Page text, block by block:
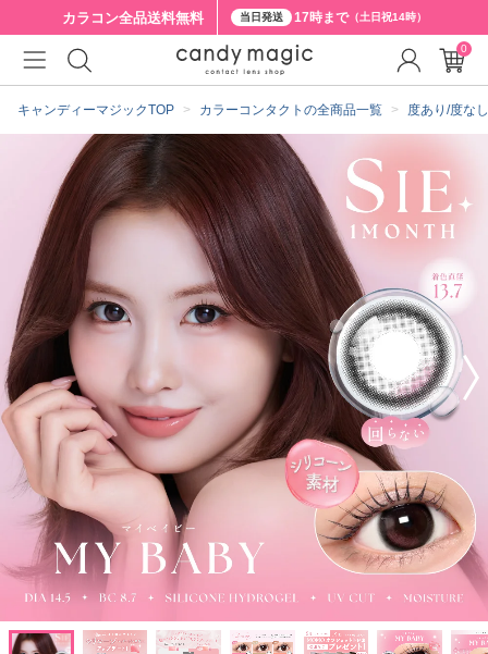
カラコン全品送料無料 当日発送 17時まで（土日祝14時）
キャンディーマジックTOP カラーコンタクトの全商品一覧 度あり/度な
0
クーポン詳細